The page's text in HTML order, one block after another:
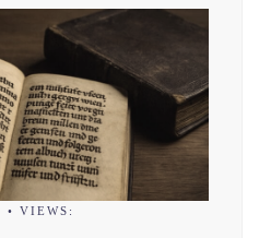
• VIEWS: